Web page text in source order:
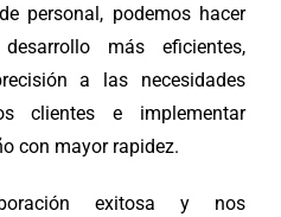
personal, podemos hacer
más eficientes,
a las necesidades
clientes e implementar
con mayor rapidez.
exitosa y nos